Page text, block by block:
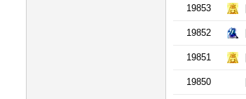
19853
19852
19851
19850